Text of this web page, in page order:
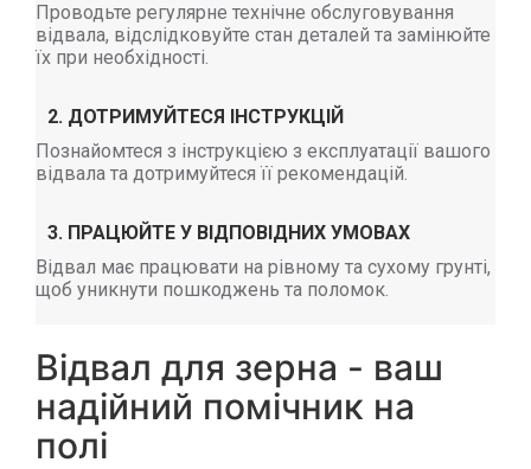
Проводьте регулярне технічне обслуговування
відвала, відслідковуйте стан деталей та замінюйте
їх при необхідності.
2. ДОТРИМУЙТЕСЯ ІНСТРУКЦІЙ
Познайомтеся з інструкцією з експлуатації вашого
відвала та дотримуйтеся її рекомендацій.
3. ПРАЦЮЙТЕ У ВІДПОВІДНИХ УМОВАХ
Відвал має працювати на рівному та сухому грунті,
щоб уникнути пошкоджень та поломок.
Відвал для зерна - ваш
надійний помічник на
полі